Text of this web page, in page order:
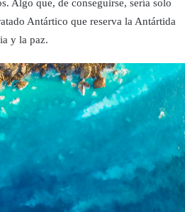
Algo que, de conseguirse, sería solo
Antártico que reserva la Antártida
y la paz.